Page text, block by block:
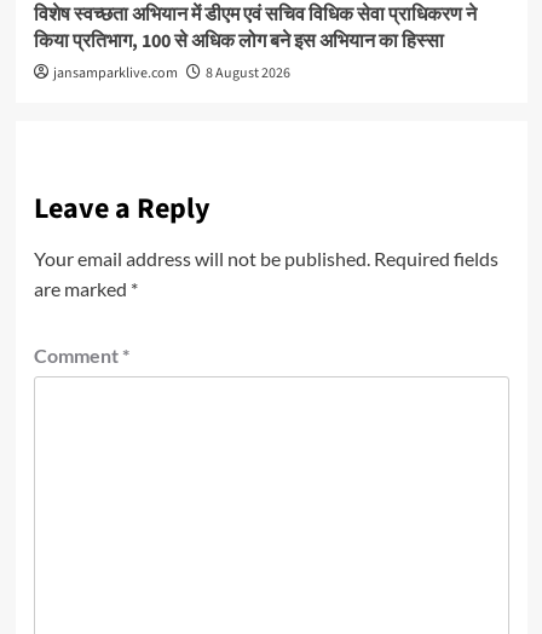
विशेष स्वच्छता अभियान में डीएम एवं सचिव विधिक सेवा प्राधिकरण ने
किया प्रतिभाग, 100 से अधिक लोग बने इस अभियान का हिस्सा
jansamparklive.com 8 August 2026
Leave a Reply
Your email address will not be published. Required fields
are marked *
Comment *